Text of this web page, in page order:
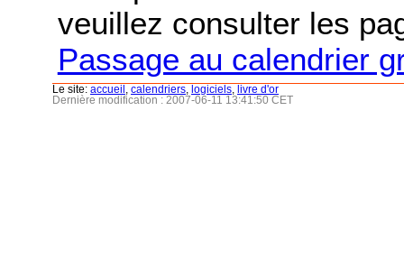
veuillez consulter les
Passage au calendrier
Le site: accueil calendriers logiciels
livre d'or
Dernière modification : 2007-06-11 13:41:50 CET